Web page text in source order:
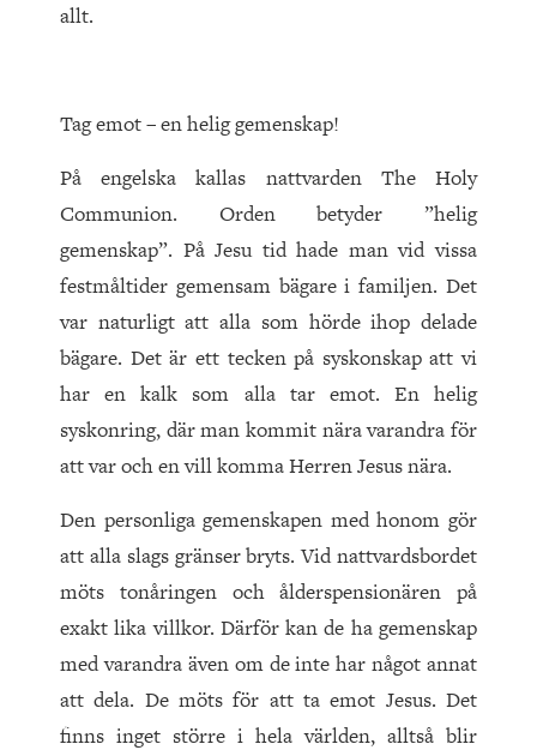
allt.
Tag emot – en helig gemenskap!
På engelska kallas nattvarden The Holy
Communion. Orden betyder ”helig
gemenskap”. På Jesu tid hade man vid vissa
festmåltider gemensam bägare i familjen. Det
var naturligt att alla som hörde ihop delade
bägare. Det är ett tecken på syskonskap att vi
har en kalk som alla tar emot. En helig
syskonring, där man kommit nära varandra för
att var och en vill komma Herren Jesus nära.
Den personliga gemenskapen med honom gör
att alla slags gränser bryts. Vid nattvardsbordet
möts tonåringen och ålderspensionären på
exakt lika villkor. Därför kan de ha gemenskap
med varandra även om de inte har något annat
att dela. De möts för att ta emot Jesus. Det
finns inget större i hela världen, alltså blir